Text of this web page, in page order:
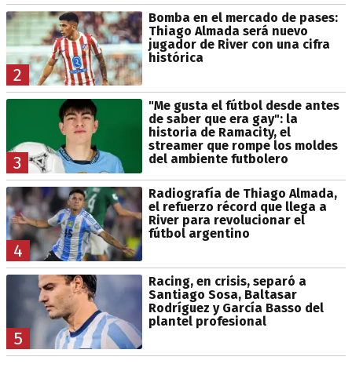
2
Bomba en el mercado de pases:
Thiago Almada será nuevo
jugador de River con una cifra
histórica
3
"Me gusta el fútbol desde antes
de saber que era gay": la
historia de Ramacity, el
streamer que rompe los moldes
del ambiente futbolero
4
Radiografía de Thiago Almada,
el refuerzo récord que llega a
River para revolucionar el
fútbol argentino
5
Racing, en crisis, separó a
Santiago Sosa, Baltasar
Rodríguez y García Basso del
plantel profesional